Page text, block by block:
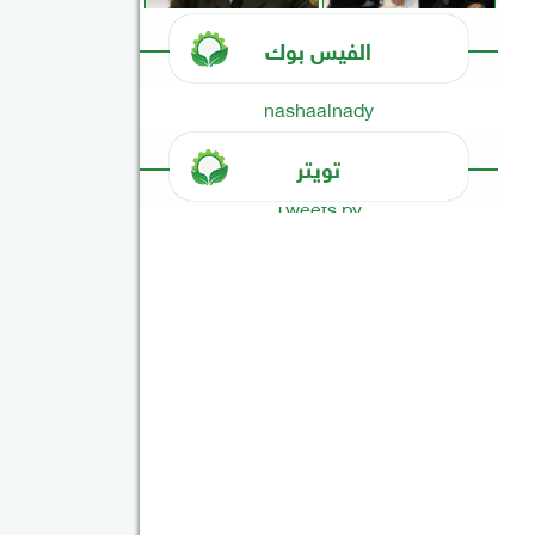
الفيس بوك
nashaalnady
تويتر
Tweets by